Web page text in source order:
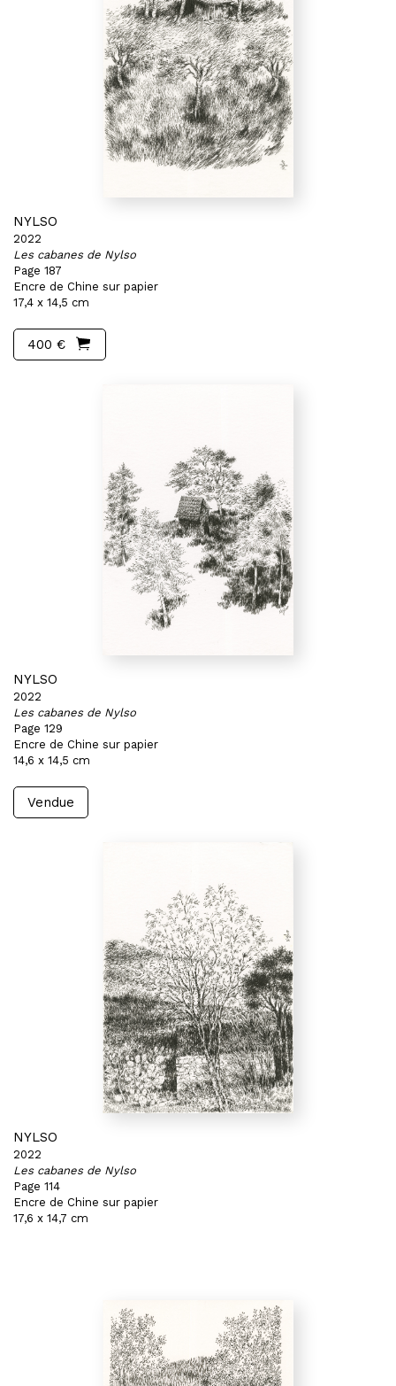
NYLSO
2022
Les cabanes de Nylso
Page 187
Encre de Chine sur papier
17,4 x 14,5 cm
400 €
NYLSO
2022
Les cabanes de Nylso
Page 129
Encre de Chine sur papier
14,6 x 14,5 cm
Vendue
NYLSO
2022
Les cabanes de Nylso
Page 114
Encre de Chine sur papier
17,6 x 14,7 cm